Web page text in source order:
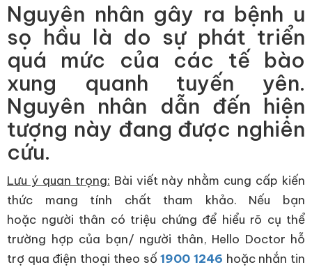
Nguyên nhân gây ra bệnh u
sọ hầu là do sự phát triển
quá mức của các tế bào
xung quanh tuyến yên.
Nguyên nhân dẫn đến hiện
tượng này đang được nghiên
cứu.
Lưu ý quan trọng: Bài viết này nhằm cung cấp kiến
thức mang tính chất tham khảo. Nếu bạn
hoặc người thân có triệu chứng để hiểu rõ cụ thể
trường hợp của bạn/ người thân, Hello Doctor hỗ
trợ qua điện thoại theo số1900 1246 hoặc nhắn tin